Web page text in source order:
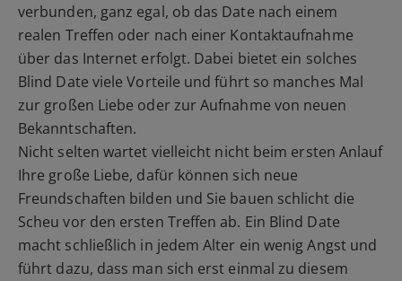
verbunden, ganz egal, ob das Date nach einem
realen Treffen oder nach einer Kontaktaufnahme
über das Internet erfolgt. Dabei bietet ein solches
Blind Date viele Vorteile und führt so manches Mal
zur großen Liebe oder zur Aufnahme von neuen
Bekanntschaften.
Nicht selten wartet vielleicht nicht beim ersten Anlauf
Ihre große Liebe, dafür können sich neue
Freundschaften bilden und Sie bauen schlicht die
Scheu vor den ersten Treffen ab. Ein Blind Date
macht schließlich in jedem Alter ein wenig Angst und
führt dazu, dass man sich erst einmal zu diesem